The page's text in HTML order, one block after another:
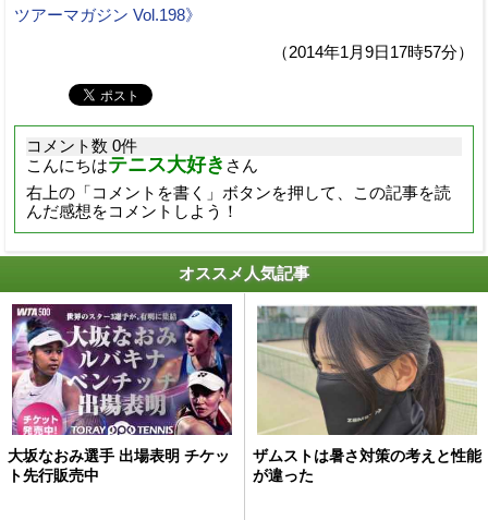
ツアーマガジン Vol.198》
（2014年1月9日17時57分）
コメント数 0件
こんにちはテニス大好き さん
右上の「コメントを書く」ボタンを押して、この記事を読
んだ感想をコメントしよう！
オススメ人気記事
大坂なおみ選手 出場表明 チケッ
ト先行販売中
ザムストは暑さ対策の考えと性能
が違った